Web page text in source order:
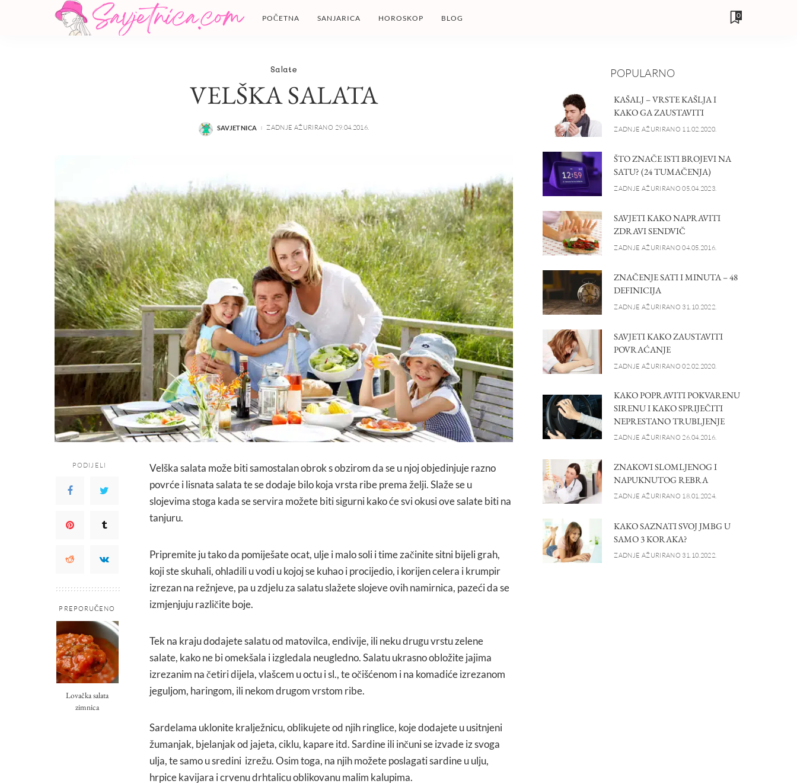
POČETNA SANJARICA HOROSKOP BLOG 0
Salate
VELŠKA SALATA
POSTED
SAVJETNICA ZADNJE AŽURIRANO 29.04.2016.
PODIJELI
PREPORUČENO
Lovačka salata
zimnica
Velška salata može biti samostalan obrok s obzirom da se u njoj objedinjuje razno
povrće i lisnata salata te se dodaje bilo koja vrsta ribe prema želji. Slaže se u
slojevima stoga kada se servira možete biti sigurni kako će svi okusi ove salate biti na
tanjuru.
Pripremite ju tako da pomiješate ocat, ulje i malo soli i time začinite sitni bijeli grah,
koji ste skuhali, ohladili u vodi u kojoj se kuhao i procijedio, i korijen celera i krumpir
izrezan na režnjeve, pa u zdjelu za salatu slažete slojeve ovih namirnica, pazeći da se
izmjenjuju različite boje.
Tek na kraju dodajete salatu od matovilca, endivije, ili neku drugu vrstu zelene
salate, kako ne bi omekšala i izgledala neugledno. Salatu ukrasno obložite jajima
izrezanim na četiri dijela, vlašcem u octu i sl., te očišćenom i na komadiće izrezanom
jeguljom, haringom, ili nekom drugom vrstom ribe.
Sardelama uklonite kralježnicu, oblikujete od njih ringlice, koje dodajete u usitnjeni
žumanjak, bjelanjak od jajeta, ciklu, kapare itd. Sardine ili inčuni se izvade iz svoga
ulja, te samo u sredini izrežu. Osim toga, na njih možete poslagati sardine u ulju,
hrpice kavijara i crvenu drhtalicu oblikovanu malim kalupima.
POPULARNO
KAŠALJ – VRSTE KAŠLJA I
KAKO GA ZAUSTAVITI
ZADNJE AŽURIRANO 11.02.2020.
ŠTO ZNAČE ISTI BROJEVI NA
SATU? (24 TUMAČENJA)
ZADNJE AŽURIRANO 05.04.2023.
SAVJETI KAKO NAPRAVITI
ZDRAVI SENDVIČ
ZADNJE AŽURIRANO 04.05.2016.
ZNAČENJE SATI I MINUTA – 48
DEFINICIJA
ZADNJE AŽURIRANO 31.10.2022.
SAVJETI KAKO ZAUSTAVITI
POVRAĆANJE
ZADNJE AŽURIRANO 02.02.2020.
KAKO POPRAVITI POKVARENU
SIRENU I KAKO SPRIJEČITI
NEPRESTANO TRUBLJENJE
ZADNJE AŽURIRANO 26.04.2016.
ZNAKOVI SLOMLJENOG I
NAPUKNUTOG REBRA
ZADNJE AŽURIRANO 18.01.2024.
KAKO SAZNATI SVOJ JMBG U
SAMO 3 KORAKA?
ZADNJE AŽURIRANO 31.10.2022.